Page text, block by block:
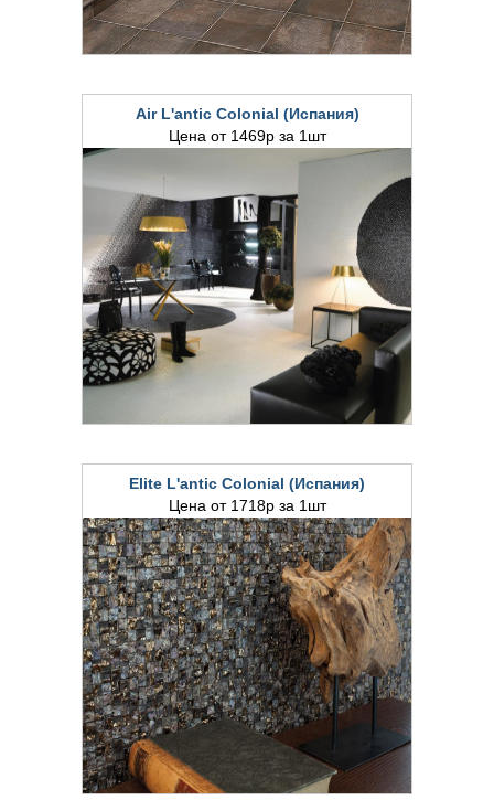
Air L'antic Colonial (Испания)
Цена от 1469р за 1шт
Elite L'antic Colonial (Испания)
Цена от 1718р за 1шт